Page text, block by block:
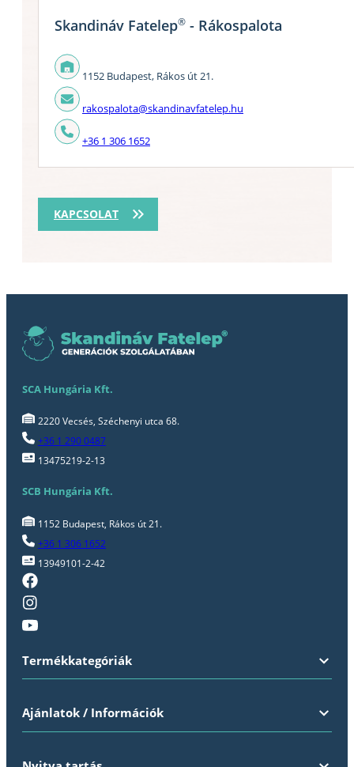
KAPCSOLAT
Skandináv Fatelep® - Rákospalota
1152 Budapest, Rákos út 21.
rakospalota@skandinavfatelep.hu
+36 1 306 1652
SCA Hungária Kft.
2220 Vecsés, Széchenyi utca 68.
+36 1 290 0487
13475219-2-13
SCB Hungária Kft.
1152 Budapest, Rákos út 21.
+36 1 306 1652
13949101-2-42
Termékkategóriák
Ajánlatok / Információk